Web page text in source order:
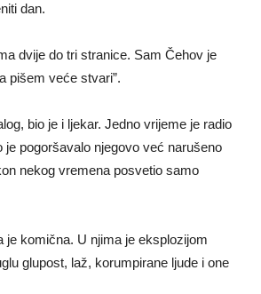
dan.
dvije do tri stranice. Sam Čehov je
pišem veće stvari”.
bio je i ljekar. Jedno vrijeme je radio
je pogoršavalo njegovo već narušeno
nekog vremena posvetio samo
je komična. U njima je eksplozijom
glupost, laž, korumpirane ljude i one